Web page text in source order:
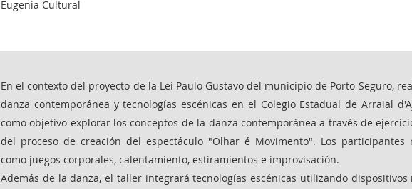
Eugenia Cultural
En el contexto del proyecto de la Lei Paulo Gustavo del municipio de Porto Seguro,
danza contemporánea y tecnologías escénicas en el Colegio Estadual de Arraial
como objetivo explorar los conceptos de la danza contemporánea a través de
del proceso de creación del espectáculo "Olhar é Movimento". Los participantes
como juegos corporales, calentamiento, estiramientos e improvisación.
Además de la danza, el taller integrará tecnologías escénicas utilizando